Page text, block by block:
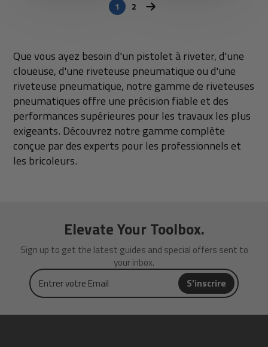
1 2
Que vous ayez besoin d'un pistolet à riveter, d'une
cloueuse, d'une riveteuse pneumatique ou d'une
riveteuse pneumatique, notre gamme de riveteuses
pneumatiques offre une précision fiable et des
performances supérieures pour les travaux les plus
exigeants. Découvrez notre gamme complète
conçue par des experts pour les professionnels et
les bricoleurs.
Elevate Your Toolbox.
Sign up to get the latest guides and special offers sent to
your inbox.
Entrer
votre
Email
S'inscrire